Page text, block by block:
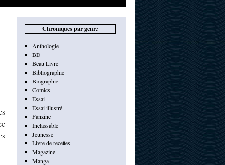
Chroniques par genre
Anthologie
BD
Beau Livre
Bibliographie
Biographie
Comics
Essai
Essai illustré
Fanzine
Inclassable
Jeunesse
Livre de recettes
Magazine
Manga